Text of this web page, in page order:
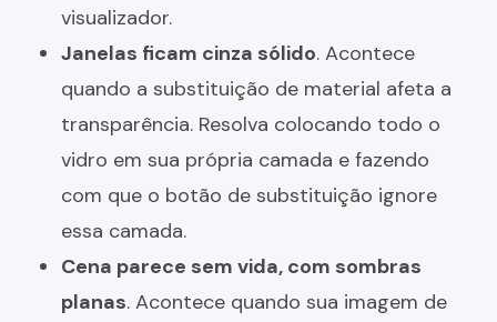
visualizador.
Janelas ficam cinza sólido. Acontece
quando a substituição de material afeta a
transparência. Resolva colocando todo o
vidro em sua própria camada e fazendo
com que o botão de substituição ignore
essa camada.
Cena parece sem vida, com sombras
planas. Acontece quando sua imagem de